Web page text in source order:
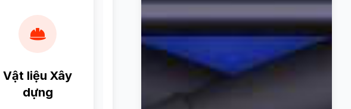
Vật liệu Xây
dựng